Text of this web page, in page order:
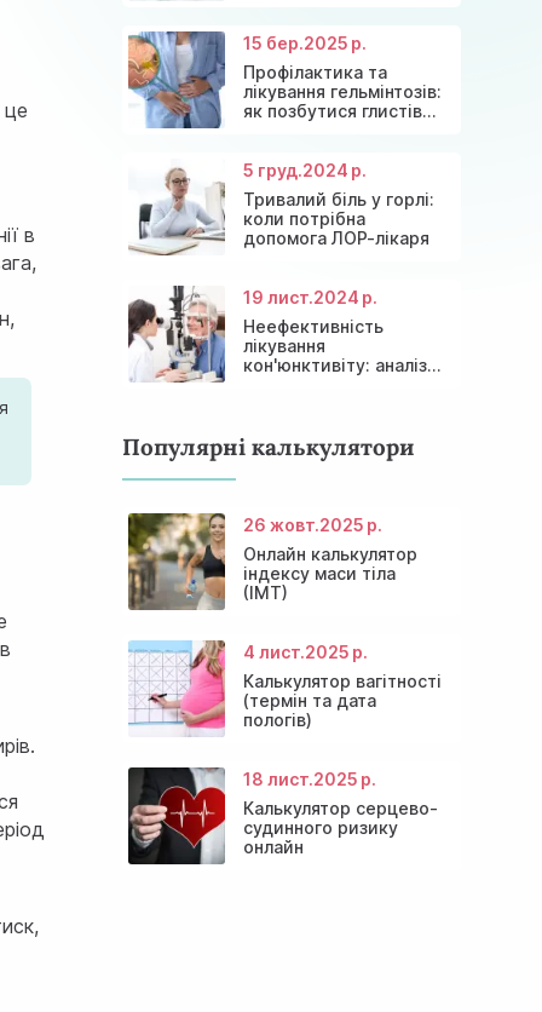
це
в
15 бер.2025 р.
Профілактика та
лікування гельмінтозів:
як позбутися глистів
5 груд.2024 р.
Тривалий біль у горлі:
коли потрібна
допомога ЛОР-лікаря
19 лист.2024 р.
Неефективність
лікування
кон'юнктивіту: аналіз
Популярні калькулятори
26 жовт.2025 р.
Онлайн калькулятор
індексу маси тіла
(ІМТ)
4 лист.2025 р.
Калькулятор вагітності
(термін та дата
пологів)
18 лист.2025 р.
Калькулятор серцево-
судинного ризику
онлайн